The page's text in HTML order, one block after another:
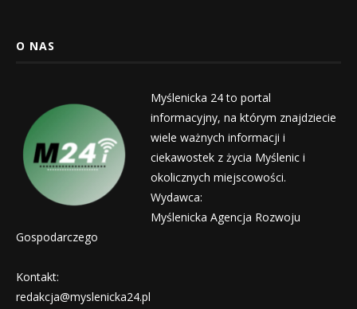
O NAS
Myślenicka 24 to portal
informacyjny, na którym znajdziecie
wiele ważnych informacji i
ciekawostek z życia Myślenic i
okolicznych miejscowości.
Wydawca:
Myślenicka Agencja Rozwoju
Gospodarczego
Kontakt:
redakcja@myslenicka24.pl